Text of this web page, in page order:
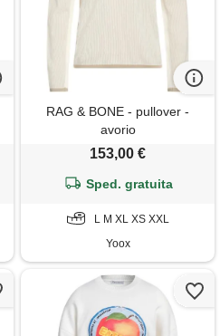
RAG & BONE - pullover -
avorio
153,00 €
Sped. gratuita
L M XL XS XXL
Yoox